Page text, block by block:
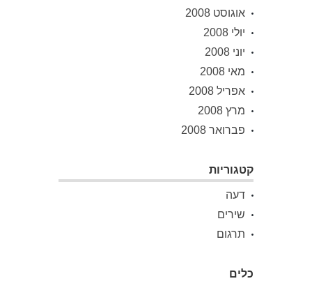
אוגוסט 2008
יולי 2008
יוני 2008
מאי 2008
אפריל 2008
מרץ 2008
פברואר 2008
קטגוריות
דעה
שירים
תרגום
כלים